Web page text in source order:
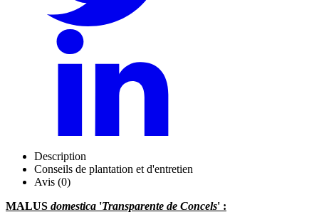
Description
Conseils de plantation et d'entretien
Avis (0)
MALUS domestica 'Transparente de Concels' :